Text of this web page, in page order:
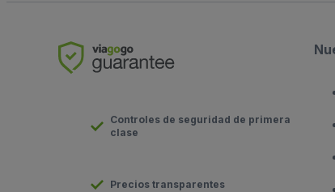
Controles de seguridad de primera
clase
Precios transparentes